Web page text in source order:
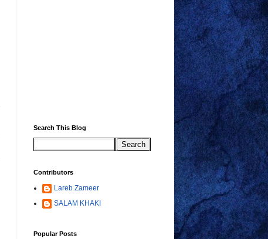
Search This Blog
Contributors
Lareb Zameer
SALAM KHAKI
Popular Posts